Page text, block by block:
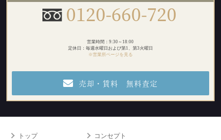
0120-660-720
営業時間：9:30～18:00
定休日：毎週水曜日および第1、第3火曜日
※営業所ページを見る
売却・賃料 無料査定
トップ
コンセプト